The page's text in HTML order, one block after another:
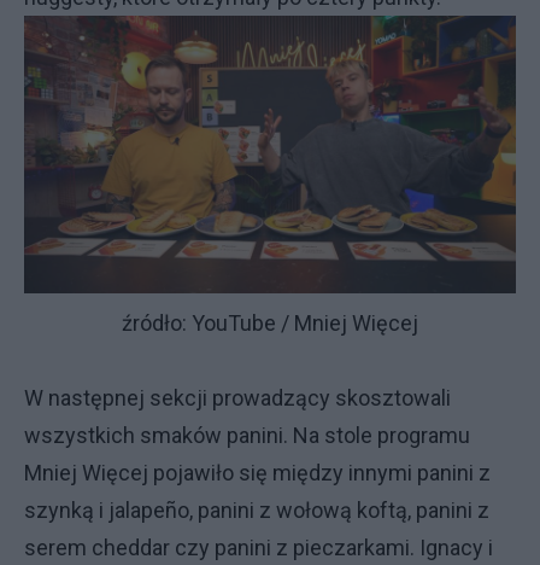
źródło: YouTube / Mniej Więcej
W następnej sekcji prowadzący skosztowali
wszystkich smaków panini. Na stole programu
Mniej Więcej pojawiło się między innymi panini z
szynką i jalapeño, panini z wołową koftą, panini z
serem cheddar czy panini z pieczarkami. Ignacy i